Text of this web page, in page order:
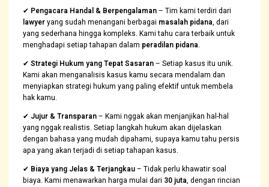
✔ Pengacara Handal & Berpengalaman– Tim kami terdiri dari
lawyeryang sudah menangani berbagai masalah pidana, dari
yang sederhana hingga kompleks. Kami tahu cara terbaik untuk
menghadapi setiap tahapan dalam peradilan pidana.
✔Strategi Hukum yang Tepat Sasaran– Setiap kasus itu unik.
Kami akan menganalisis kasus kamu secara mendalam dan
menyiapkan strategi hukum yang paling efektif untuk membela
hak kamu.
✔ Jujur & Transparan– Kami nggak akan menjanjikan hal-hal
yang nggak realistis. Setiap langkah hukum akan dijelaskan
dengan bahasa yang mudah dipahami, supaya kamu tahu persis
apa yang akan terjadi di setiap tahapan kasus.
✔ Biaya yang Jelas & Terjangkau– Tidak perlu khawatir soal
biaya. Kami menawarkan harga mulai dari 30 juta, dengan rincian